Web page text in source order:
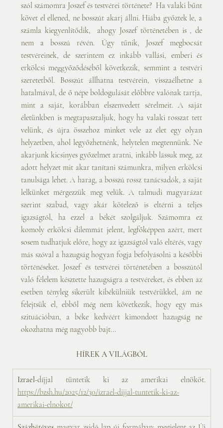
szól számomra Joszef és testvérei története?  Ha valaki bűnt
követ el ellened, ne bosszút akarj állni. Hiába győztek le, a
számla kiegyenlítődik,  ahogy Joszef történetében is , de
nem a bosszú révén. Úgy tűnik, Joszef megbocsát
testvéreinek, de szerintem ez inkább vallási, emberi és
erkölcsi meggyőződéséből következik, semmint a testvéri
szeretetből. Bosszút állhatna testvérein, visszaélhetne a
hatalmával, de ő népe boldogulását előbbre valónak tartja,
mint a saját, korábban elszenvedett sérelmeit. A saját
életünkben is megtapasztaljuk, hogy ha valaki rosszat tett
velünk, és újra összehoz minket vele az élet egy olyan
helyzetben, ahol legyőzhetnénk, helytelen megtennünk. Ne
akarjunk kicsinyes győzelmet aratni, inkább lássuk meg, az
adott helyzet mit akar tanítani számunkra, milyen erkölcsi
tanulsága lehet. A harag, a bosszú rossz tanácsadók, a saját
lelkünket mérgezzük meg velük. A talmudi magyarázat
szerint szabad, vagy akár kötelező is eltérni a teljes
igazságtól, ha ezzel a békét szolgáljuk. Számomra ez
komoly erkölcsi dilemmát jelent, legfőképpen azért, mert
sosem tudhatjuk előre, hogy az igazságtól való eltérés, vagy
más szóval a hazugság hogyan fogja befolyásolni a későbbi
történéseket. Joszef és testvérei történetében a bosszútól
való félelem késztette hazugságra a testvéreket, és ebben az
esetben tényleg sikerült kibékülniük testvérükkel, ám ne
felejtsük el, ebből még nem következik, hogy egy más
szituációban, a béke kedvéért kimondott hazugság ne
okozhatna még nagyobb bajt...
HÍREK A VILÁGBÓL
Izrael-
https://bzsh.hu/2025/12/30/izrael-dijjal-tuntetik-ki-az-
amerikai-elnokot/